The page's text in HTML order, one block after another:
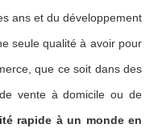
ans et du développement
seule qualité à avoir pour
que ce soit dans des
vente à domicile ou de
rapide à un monde en